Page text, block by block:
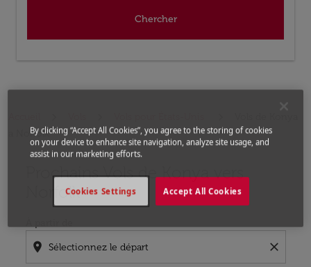
Chercher
a Norfolk
Prochains Vols de Konya vers
Norfolk
location_on close
By clicking “Accept All Cookies”, you agree to the storing of cookies
on your device to enhance site navigation, analyze site usage, and
assist in our marketing efforts.
Accept All Cookies
Cookies Settings